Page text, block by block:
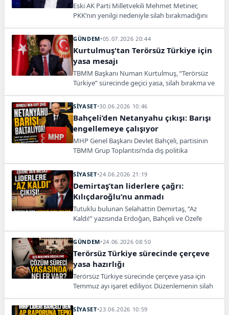
Eski AK Parti Milletvekili Mehmet Metiner,
PKK’nın yenilgi nedeniyle silah bırakmadığını
olduğunu söyledi.
GÜNDEM•05.07.2026 20:44
Kurtulmuş'tan Terörsüz Türkiye için
yasa mesajı
TBMM Başkanı Numan Kurtulmuş, “Terörsüz
Türkiye” sürecinde geçici yasa, silah bırakma ve
SİYASET•30.06.2026 10:46
Bahçeli’den Netanyahu çıkışı: Barışı
engellemeye çalışıyor
MHP Genel Başkanı Devlet Bahçeli, partisinin
TBMM Grup Toplantısı’nda dış politika
SİYASET•24.06.2026 21:19
Demirtaş’tan liderlere çağrı:
Kılıçdaroğlu’nu anmadı
Tutuklu bulunan Selahattin Demirtaş, “Az
Kaldı!” yazısında Erdoğan, Bahçeli ve Özel’e
çekti.
GÜNDEM•24.06.2026 08:50
Terörsüz Türkiye sürecinde çerçeve
yasa hazırlığı
Terörsüz Türkiye sürecinde çerçeve yasa için
Temmuz ayı işaret ediliyor. Düzenlemenin silah
bekleniyor.
SİYASET•23.06.2026 10:59